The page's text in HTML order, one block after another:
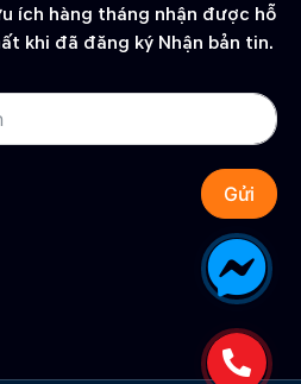
ích hàng tháng nhận được hỗ
khi đã đăng ký Nhận bản tin.
Gửi